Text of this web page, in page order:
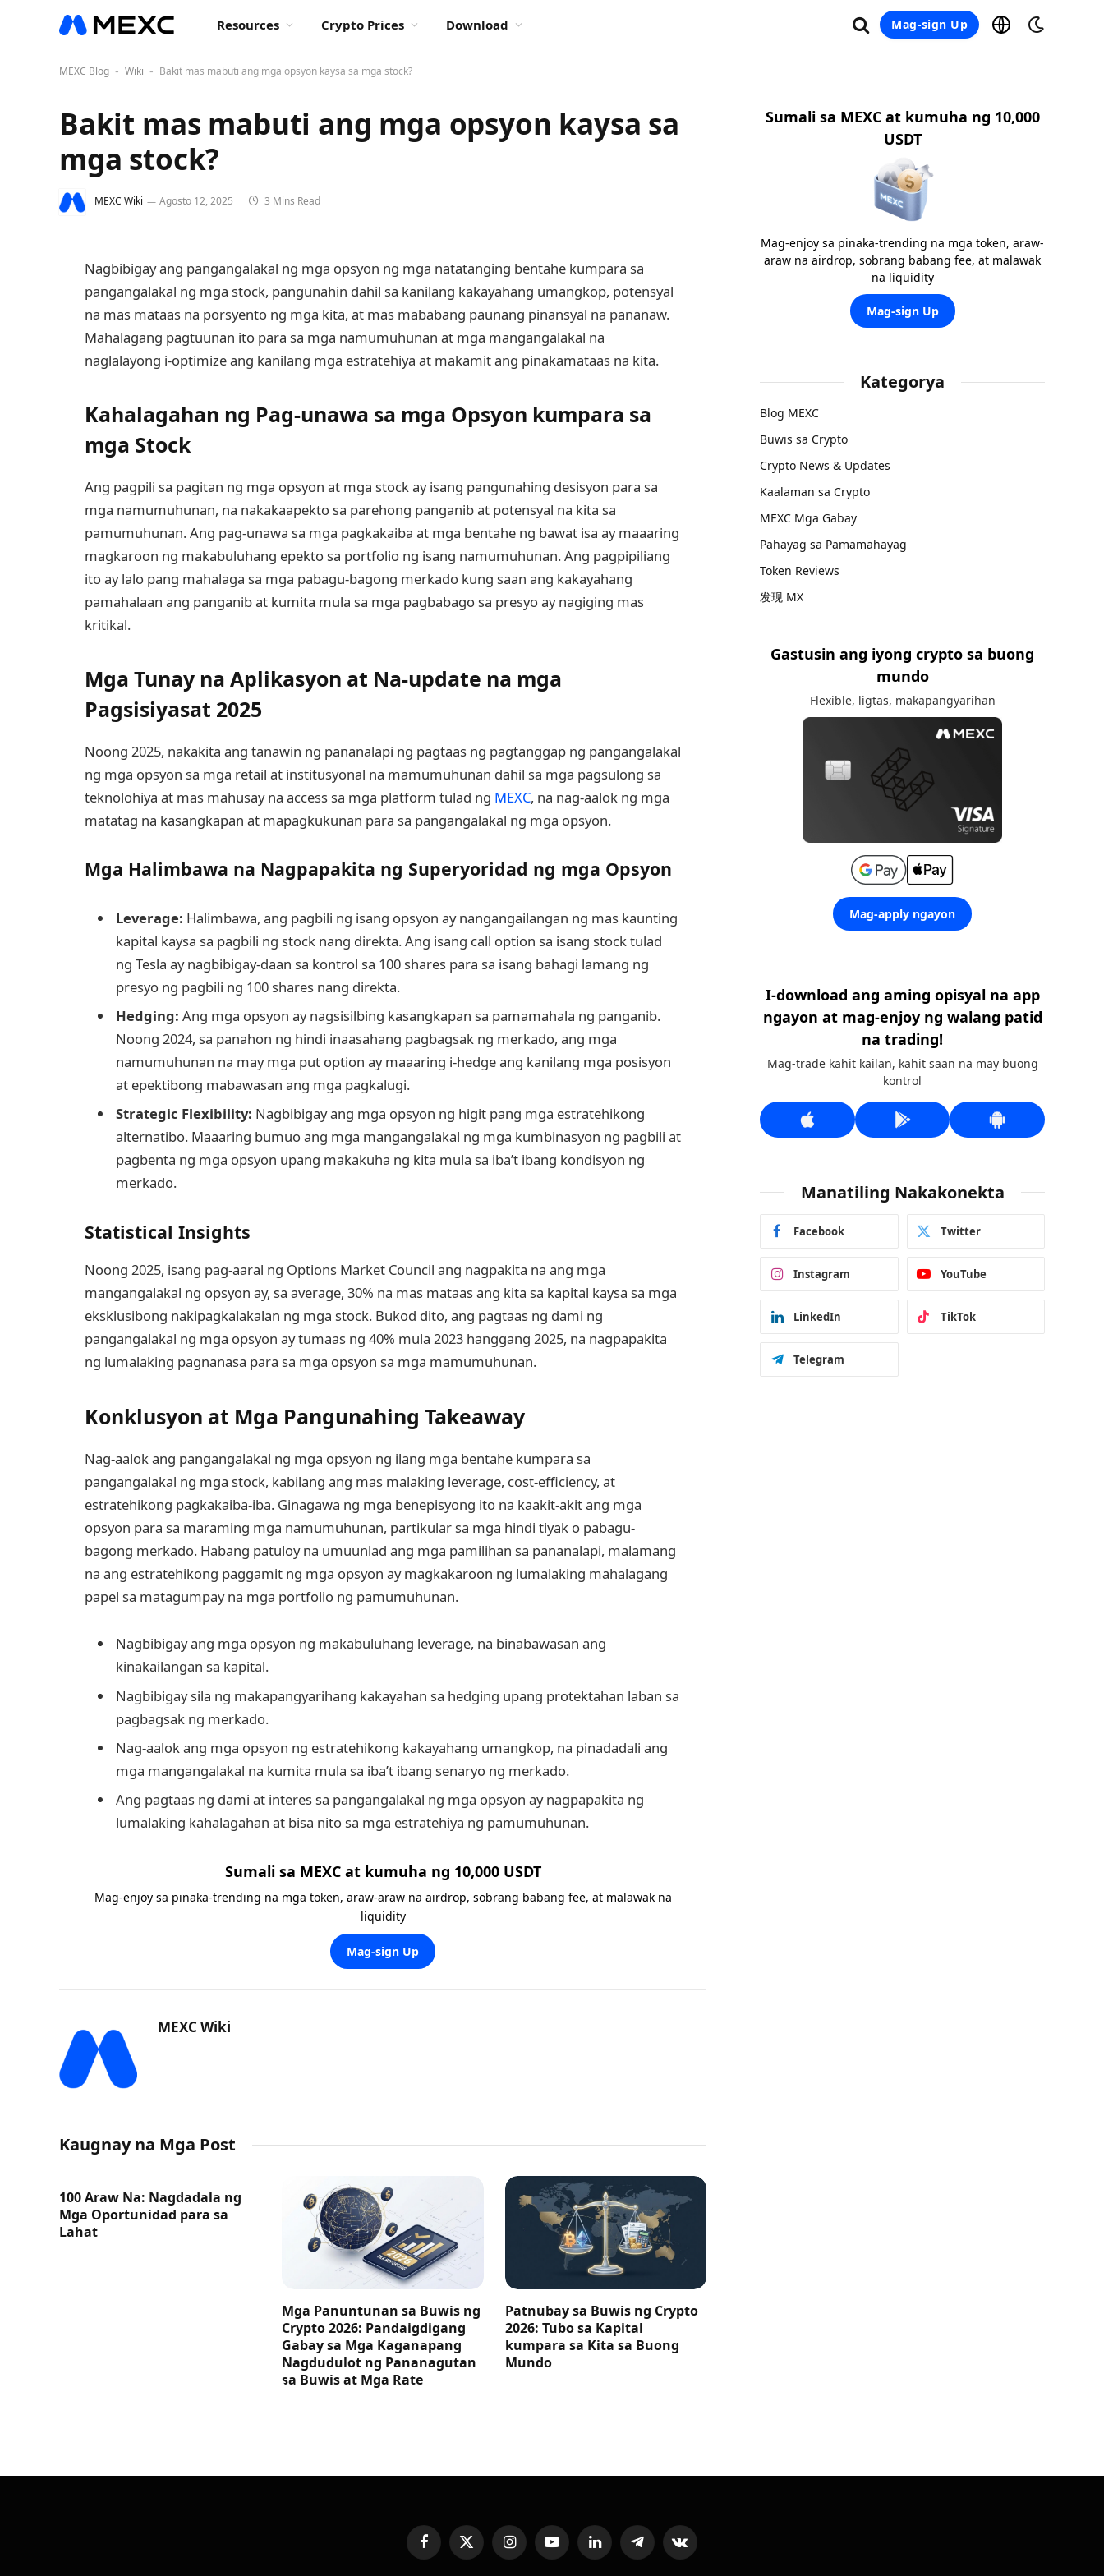
Resources Crypto Prices Download Mag-sign Up
MEXC Blog - Wiki - Bakit mas mabuti ang mga opsyon kaysa sa mga stock?
Bakit mas mabuti ang mga opsyon kaysa sa
mga stock?
MEXC Wiki Agosto 12, 2025 3 Mins Read
Nagbibigay ang pangangalakal ng mga opsyon ng mga natatanging bentahe kumpara sa
pangangalakal ng mga stock, pangunahin dahil sa kanilang kakayahang umangkop, potensyal
na mas mataas na porsyento ng mga kita, at mas mababang paunang pinansyal na pananaw.
Mahalagang pagtuunan ito para sa mga namumuhunan at mga mangangalakal na
naglalayong i-optimize ang kanilang mga estratehiya at makamit ang pinakamataas na kita.
Kahalagahan ng Pag-unawa sa mga Opsyon kumpara sa
mga Stock
Ang pagpili sa pagitan ng mga opsyon at mga stock ay isang pangunahing desisyon para sa
mga namumuhunan, na nakakaapekto sa parehong panganib at potensyal na kita sa
pamumuhunan. Ang pag-unawa sa mga pagkakaiba at mga bentahe ng bawat isa ay maaaring
magkaroon ng makabuluhang epekto sa portfolio ng isang namumuhunan. Ang pagpipiliang
ito ay lalo pang mahalaga sa mga pabagu-bagong merkado kung saan ang kakayahang
pamahalaan ang panganib at kumita mula sa mga pagbabago sa presyo ay nagiging mas
kritikal.
Mga Tunay na Aplikasyon at Na-update na mga
Pagsisiyasat 2025
Noong 2025, nakakita ang tanawin ng pananalapi ng pagtaas ng pagtanggap ng pangangalakal
ng mga opsyon sa mga retail at institusyonal na mamumuhunan dahil sa mga pagsulong sa
teknolohiya at mas mahusay na access sa mga platform tulad ng MEXC, na nag-aalok ng mga
matatag na kasangkapan at mapagkukunan para sa pangangalakal ng mga opsyon.
Mga Halimbawa na Nagpapakita ng Superyoridad ng mga Opsyon
Leverage: Halimbawa, ang pagbili ng isang opsyon ay nangangailangan ng mas kaunting
kapital kaysa sa pagbili ng stock nang direkta. Ang isang call option sa isang stock tulad
ng Tesla ay nagbibigay-daan sa kontrol sa 100 shares para sa isang bahagi lamang ng
presyo ng pagbili ng 100 shares nang direkta.
Hedging: Ang mga opsyon ay nagsisilbing kasangkapan sa pamamahala ng panganib.
Noong 2024, sa panahon ng hindi inaasahang pagbagsak ng merkado, ang mga
namumuhunan na may mga put option ay maaaring i-hedge ang kanilang mga posisyon
at epektibong mabawasan ang mga pagkalugi.
Strategic Flexibility: Nagbibigay ang mga opsyon ng higit pang mga estratehikong
alternatibo. Maaaring bumuo ang mga mangangalakal ng mga kumbinasyon ng pagbili at
pagbenta ng mga opsyon upang makakuha ng kita mula sa iba’t ibang kondisyon ng
merkado.
Statistical Insights
Noong 2025, isang pag-aaral ng Options Market Council ang nagpakita na ang mga
mangangalakal ng opsyon ay, sa average, 30% na mas mataas ang kita sa kapital kaysa sa mga
eksklusibong nakipagkalakalan ng mga stock. Bukod dito, ang pagtaas ng dami ng
pangangalakal ng mga opsyon ay tumaas ng 40% mula 2023 hanggang 2025, na nagpapakita
ng lumalaking pagnanasa para sa mga opsyon sa mga mamumuhunan.
Konklusyon at Mga Pangunahing Takeaway
Nag-aalok ang pangangalakal ng mga opsyon ng ilang mga bentahe kumpara sa
pangangalakal ng mga stock, kabilang ang mas malaking leverage, cost-efficiency, at
estratehikong pagkakaiba-iba. Ginagawa ng mga benepisyong ito na kaakit-akit ang mga
opsyon para sa maraming mga namumuhunan, partikular sa mga hindi tiyak o pabagu-
bagong merkado. Habang patuloy na umuunlad ang mga pamilihan sa pananalapi, malamang
na ang estratehikong paggamit ng mga opsyon ay magkakaroon ng lumalaking mahalagang
papel sa matagumpay na mga portfolio ng pamumuhunan.
Nagbibigay ang mga opsyon ng makabuluhang leverage, na binabawasan ang
kinakailangan sa kapital.
Nagbibigay sila ng makapangyarihang kakayahan sa hedging upang protektahan laban sa
pagbagsak ng merkado.
Nag-aalok ang mga opsyon ng estratehikong kakayahang umangkop, na pinadadali ang
mga mangangalakal na kumita mula sa iba’t ibang senaryo ng merkado.
Ang pagtaas ng dami at interes sa pangangalakal ng mga opsyon ay nagpapakita ng
lumalaking kahalagahan at bisa nito sa mga estratehiya ng pamumuhunan.
Sumali sa MEXC at kumuha ng 10,000 USDT
Mag-enjoy sa pinaka-trending na mga token, araw-araw na airdrop, sobrang babang fee, at malawak na
liquidity
Mag-sign Up
MEXC Wiki
Kaugnay na Mga Post
100 Araw Na: Nagdadala ng
Mga Oportunidad para sa
Lahat
Mga Panuntunan sa Buwis ng
Crypto 2026: Pandaigdigang
Gabay sa Mga Kaganapang
Nagdudulot ng Pananagutan
sa Buwis at Mga Rate
Patnubay sa Buwis ng Crypto
2026: Tubo sa Kapital
kumpara sa Kita sa Buong
Mundo
Sumali sa MEXC at kumuha ng 10,000
USDT
Mag-enjoy sa pinaka-trending na mga token, araw-
araw na airdrop, sobrang babang fee, at malawak
na liquidity
Mag-sign Up
Kategorya
Blog MEXC
Buwis sa Crypto
Crypto News & Updates
Kaalaman sa Crypto
MEXC Mga Gabay
Pahayag sa Pamamahayag
Token Reviews
发现 MX
Gastusin ang iyong crypto sa buong
mundo
Flexible, ligtas, makapangyarihan
Mag-apply ngayon
I-download ang aming opisyal na app
ngayon at mag-enjoy ng walang patid
na trading!
Mag-trade kahit kailan, kahit saan na may buong
kontrol
Manatiling Nakakonekta
Facebook Twitter
Instagram YouTube
LinkedIn TikTok
Telegram
FacebookX
(Twitter)
InstagramYouTubeLinkedInTelegramVKontakte